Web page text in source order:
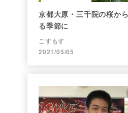
京都大原・三千院の桜か
る季節に
こすもす
2021/05/05